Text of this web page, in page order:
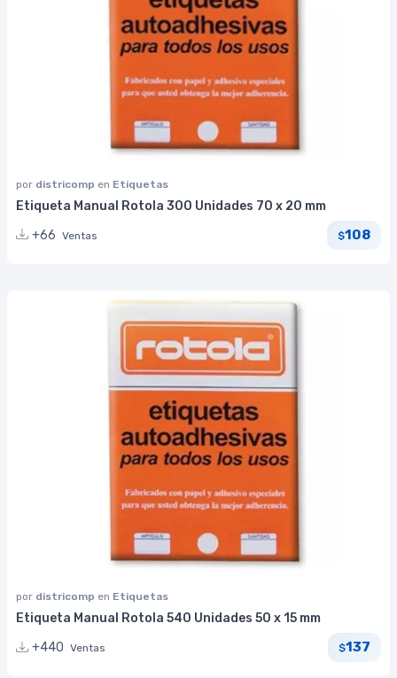
por districomp en Etiquetas
Etiqueta Manual Rotola 300 Unidades 70 x 20 mm
+66 Ventas $108
por districomp en Etiquetas
Etiqueta Manual Rotola 540 Unidades 50 x 15 mm
+440 Ventas $137